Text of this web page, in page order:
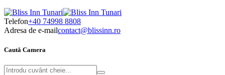
Telefon+40 74998 8808
Adresa de e-mailcontact@blissinn.ro
Caută Camera